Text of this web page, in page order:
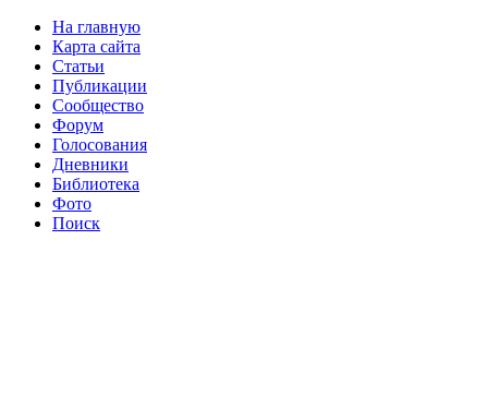
На главную
Карта сайта
Статьи
Публикации
Сообщество
Форум
Голосования
Дневники
Библиотека
Фото
Поиск